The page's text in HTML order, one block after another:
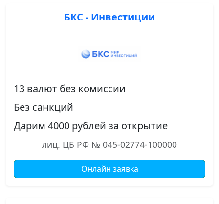
БКС - Инвестиции
13 валют без комиссии
Без санкций
Дарим 4000 рублей за открытие
лиц. ЦБ РФ № 045-02774-100000
Онлайн заявка